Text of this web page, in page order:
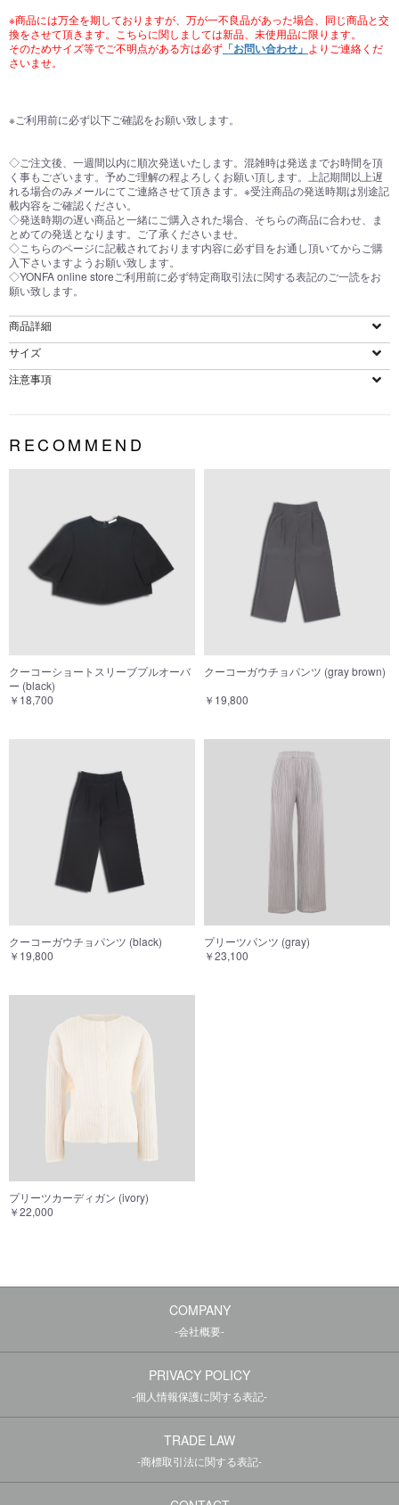
お買い物を続ける カートへ進む
※商品には万全を期しておりますが、万が一不良品があった場合、同じ商品と交
換をさせて頂きます。こちらに関しましては新品、未使用品に限ります。
そのためサイズ等でご不明点がある方は必ず 「お問い合わせ」 よりご連絡くだ
さいませ。
※ご利用前に必ず以下ご確認をお願い致します。
◇ご注文後、一週間以内に順次発送いたします。混雑時は発送までお時間を頂
く事もございます。予めご理解の程よろしくお願い頂します。上記期間以上遅
れる場合のみメールにてご連絡させて頂きます。※受注商品の発送時期は別途記
載内容をご確認ください。
◇発送時期の遅い商品と一緒にご購入された場合、そちらの商品に合わせ、ま
とめての発送となります。ご了承くださいませ。
◇こちらのページに記載されております内容に必ず目をお通し頂いてからご購
入下さいますようお願い致します。
◇YONFA online storeご利用前に必ず特定商取引法に関する表記のご一読をお
願い致します。
商品詳細
サイズ
注意事項
RECOMMEND
クーコーショートスリーブプルオーバ
ー (black)
￥18,700
クーコーガウチョパンツ (gray brown)
￥19,800
クーコーガウチョパンツ (black)
￥19,800
プリーツパンツ (gray)
￥23,100
プリーツカーディガン (ivory)
￥22,000
COMPANY
-会社概要-
PRIVACY POLICY
-個人情報保護に関する表記-
TRADE LAW
-商標取引法に関する表記-